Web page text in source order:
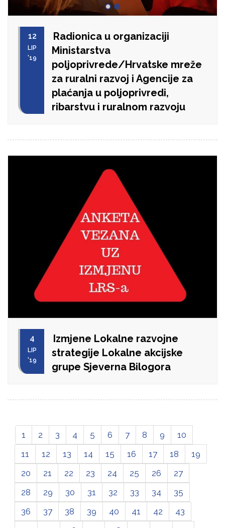
12
LIP
'19
Radionica u organizaciji
Ministarstva
poljoprivrede/Hrvatske mreže
za ruralni razvoj i Agencije za
plaćanja u poljoprivredi,
ribarstvu i ruralnom razvoju
4
LIP
'19
Izmjene Lokalne razvojne
strategije Lokalne akcijske
grupe Sjeverna Bilogora
1 2 3 4 5 6 7 8 9
10
11
12 13 14 15 16 17 18
19
20
21 22 23 24 25 26
27
28
29 30 31 32 33 34
35
36
37 38 39 40 41 42
43